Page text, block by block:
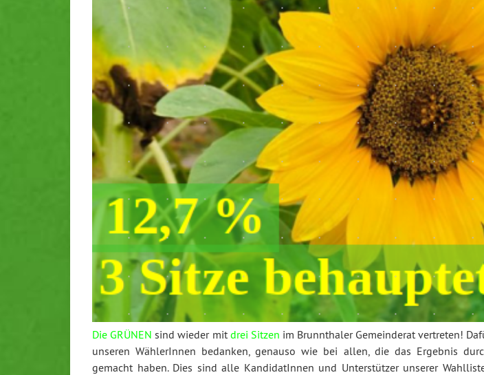
Die GRÜNEN sind wieder mit drei Sitzen im Brunnthaler Gemeinderat vertreten!
unseren WählerInnen bedanken, genauso wie bei allen, die das Ergebnis
gemacht haben. Dies sind alle KandidatInnen und Unterstützer unserer